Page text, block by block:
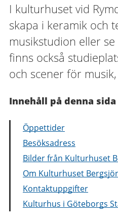
I kulturhuset vid
skapa i keramik och
musikstudion eller
finns också
och scener för
Innehåll på denna sida
Öppettider
Besöksadress
Bilder från Kulturhuset
Om Kulturhuset
Kontaktuppgifter
Kulturhus i Göteborgs